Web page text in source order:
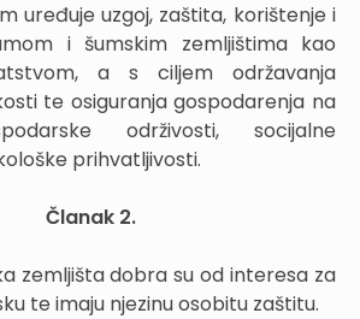
uređuje uzgoj, zaštita, korištenje i
i šumskim zemljištima kao
a s ciljem održavanja
te osiguranja gospodarenja na
održivosti, socijalne
prihvatljivosti.
Članak 2.
zemljišta dobra su od interesa za
te imaju njezinu osobitu zaštitu.